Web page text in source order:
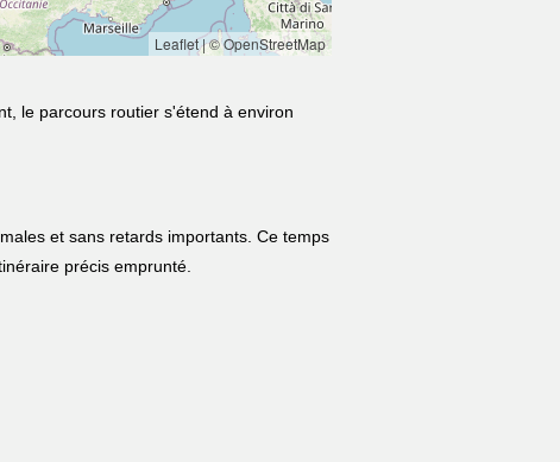
Leaflet|© OpenStreetMap
le parcours routier s'étend à environ
et sans retards importants. Ce temps
précis emprunté.